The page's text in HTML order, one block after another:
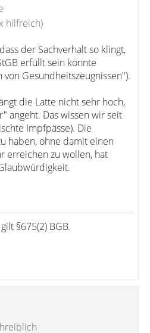
hilfreich)
der Sachverhalt so klingt,
erfüllt sein könnte
Gesundheitszeugnissen").
die Latte nicht sehr hoch,
angeht. Das wissen wir seit
Impfpässe). Die
haben, ohne damit einen
erreichen zu wollen, hat
§675(2) BGB.